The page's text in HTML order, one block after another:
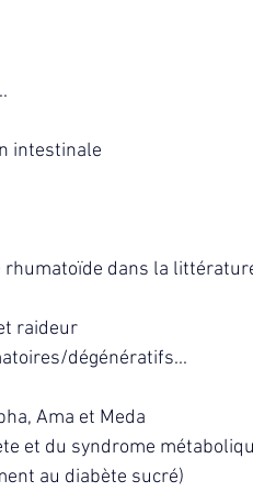
intestinale
dans la
raideur
dégénératifs...
Ama et Meda
et du syndrome
au diabète sucré)